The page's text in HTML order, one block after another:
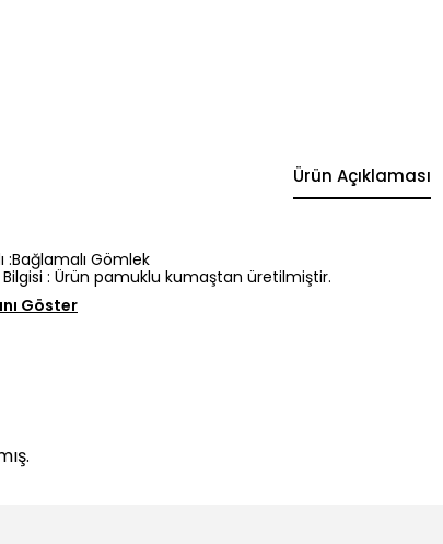
Ürün Açıklaması
:Bağlamalı Gömlek
: Ürün pamuklu kumaştan üretilmiştir.
Göster